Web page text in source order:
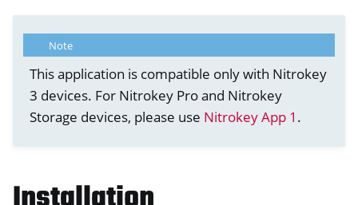
navigation of Logiciel
navigation of Nitrokey App 2
Note
This application is compatible only with Nitrokey
3 devices. For Nitrokey Pro and Nitrokey
Storage devices, please use Nitrokey App 1 .